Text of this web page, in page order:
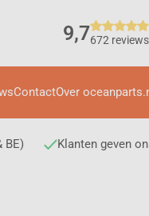
9,7672 reviews
ContactOver
BE) Klanten geven